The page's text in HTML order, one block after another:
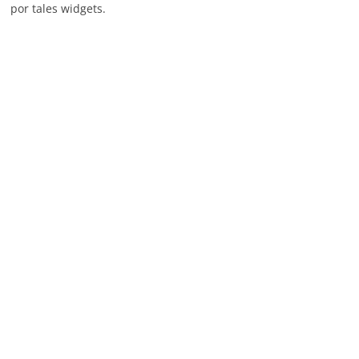
por tales widgets.